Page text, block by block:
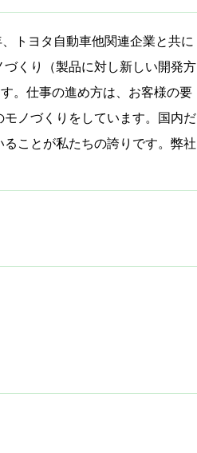
トヨタ自動車他関連企業と共に
くり（製品に対し新しい開発方
。仕事の進め方は、お客様の要
ノづくりをしています。国内だ
ことが私たちの誇りです。弊社